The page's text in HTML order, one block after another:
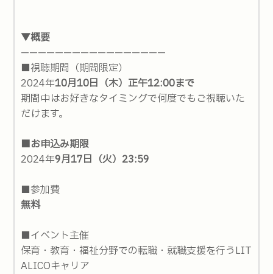
▼概要
—————————————————
■視聴期間（期間限定）
2024年10月10日（木）正午12:00まで
期間中はお好きなタイミングで何度でもご視聴いた
だけます。
■お申込み期限
2024年9月17日（火）23:59
■参加費
無料
■イベント主催
保育・教育・福祉分野での転職・就職支援を行うLIT
ALICOキャリア